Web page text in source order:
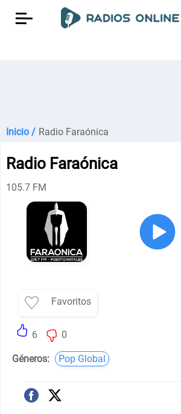
Inicio / Radio Faraónica
Radio Faraónica
105.7 FM
Favoritos
6 0
Géneros: Pop Global